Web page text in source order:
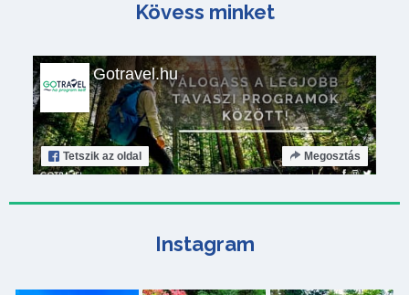
Kövess minket
Gotravel.hu
Tetszik az oldal Megosztás
Instagram